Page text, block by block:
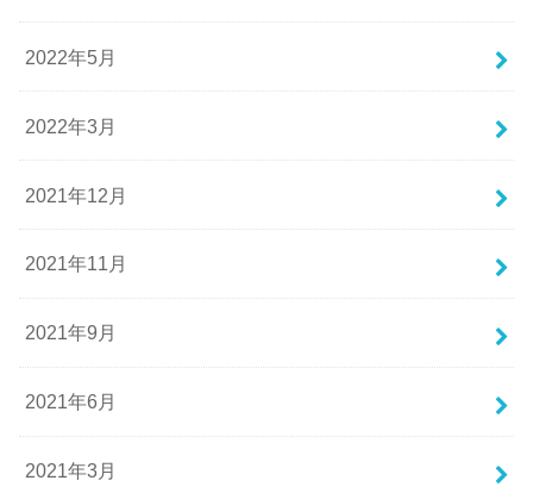
2022年5月
2022年3月
2021年12月
2021年11月
2021年9月
2021年6月
2021年3月